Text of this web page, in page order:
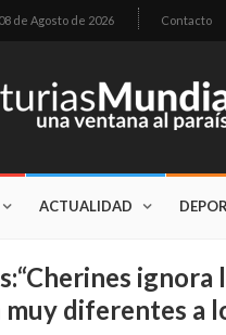
de Agosto de 2026 Contacto
ACTUALIDAD
muy diferentes a